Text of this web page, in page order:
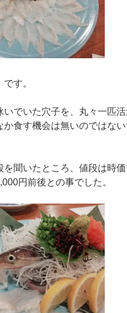
す。
いでいた穴子を、丸々一匹
か食す機会は無いのではな
を聞いたところ、値段は時
円前後との事でした。